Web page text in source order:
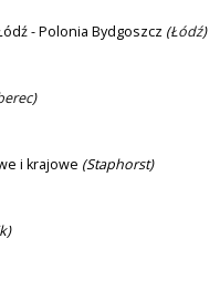
- Polonia Bydgoszcz (Łódź)
)
i krajowe (Staphorst)